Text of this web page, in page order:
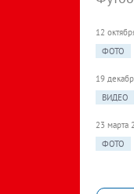
12
ФОТО
19
ВИДЕО
23 марта
ФОТО